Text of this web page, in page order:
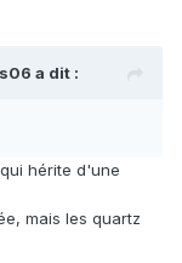
a dit :
hérite d'une
mais les quartz